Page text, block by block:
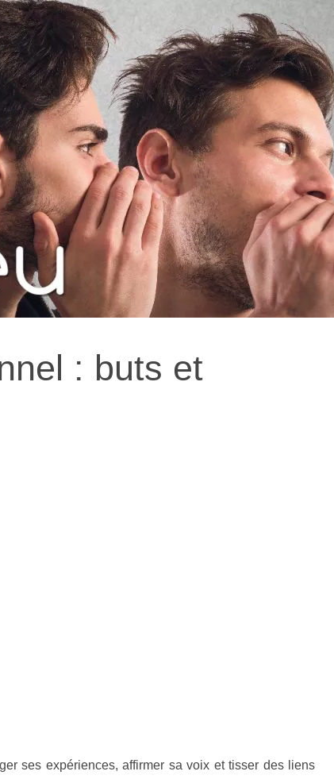
: buts et
ses expériences, affirmer sa voix et tisser des liens